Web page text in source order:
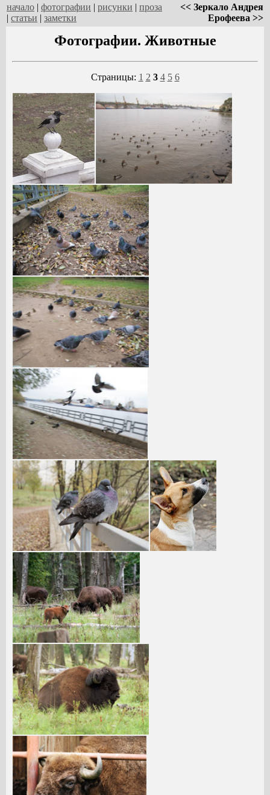
начало | фотографии | рисунки | проза
| статьи | заметки
<< Зеркало Андрея
Ерофеева >>
Фотографии. Животные
Страницы: 1 2 3 4 5 6